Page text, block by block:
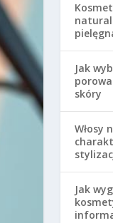
Jak
skóry
Włosy
Jak